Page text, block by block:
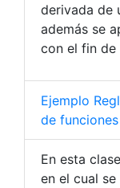
derivada de
además se
con el fin de
Ejemplo
de funciones
En esta
en el cual